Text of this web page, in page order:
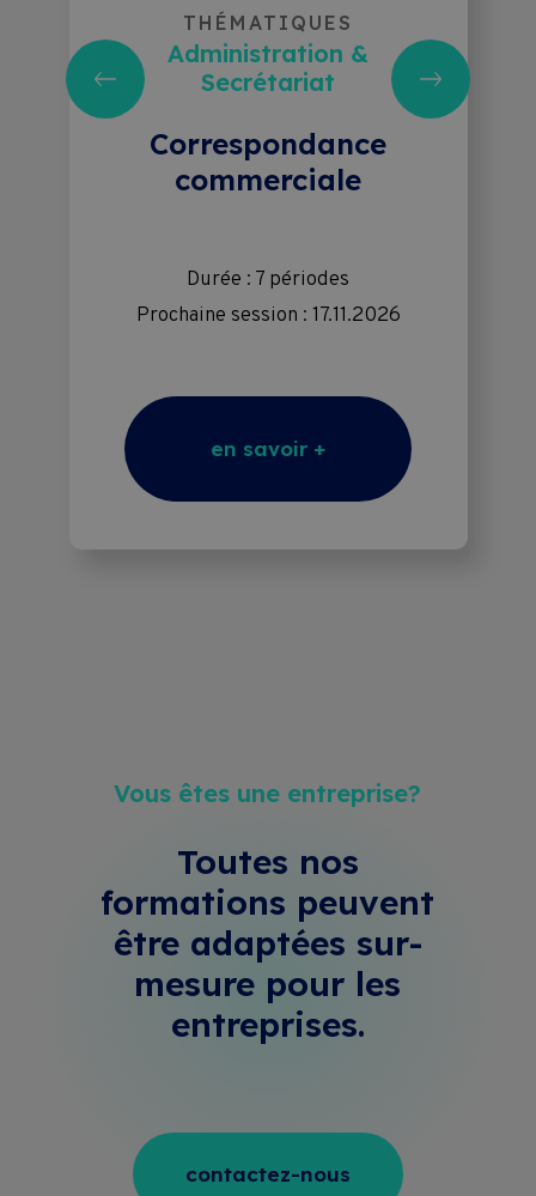
Vous êtes une entreprise?
Toutes nos
formations peuvent
être adaptées sur-
mesure pour les
entreprises.
contactez-nous
THÉMATIQUES
Administration &
Secrétariat
Correspondance
commerciale
Durée : 7 périodes
Prochaine session : 17.11.2026
en savoir +